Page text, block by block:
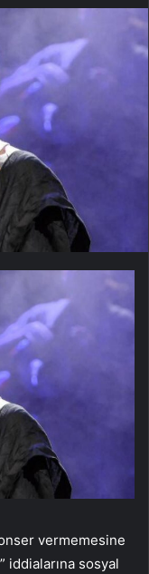
vermemesine
iddialarına sosyal